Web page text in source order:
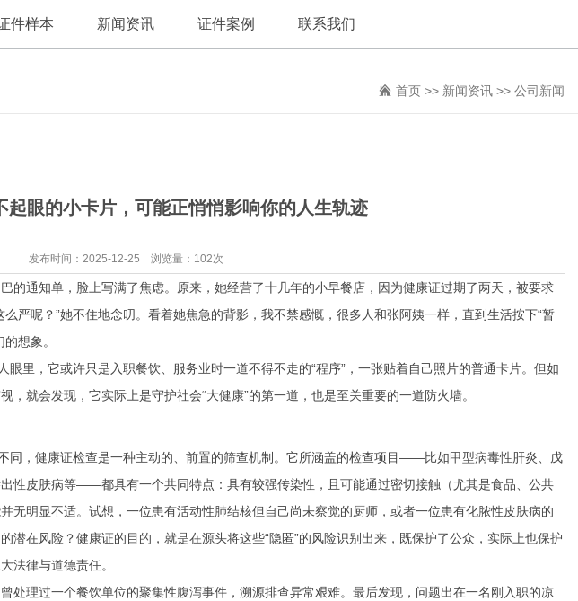
件样本 新闻资讯 证件案例 联系我们
首页 >> 新闻资讯 >> 公司新闻
起眼的小卡片，可能正悄悄影响你的人生轨迹
发布时间：2025-12-25 浏览量：102次
的通知单，脸上写满了焦虑。原来，她经营了十几年的小早餐店，因为健康证过期了两天，被要求
严呢？”她不住地念叨。看着她焦急的背影，我不禁感慨，很多人和张阿姨一样，直到生活按下“暂
想象。
眼里，它或许只是入职餐饮、服务业时一道不得不走的“程序”，一张贴着自己照片的普通卡片。但如
就会发现，它实际上是守护社会“大健康”的第一道，也是至关重要的一道防火墙。
同，健康证检查是一种主动的、前置的筛查机制。它所涵盖的检查项目——比如甲型病毒性肝炎、戊
性皮肤病等——都具有一个共同特点：具有较强传染性，且可能通过密切接触（尤其是食品、公共
无明显不适。试想，一位患有活动性肺结核但自己尚未察觉的厨师，或者一位患有化脓性皮肤病的
潜在风险？健康证的目的，就是在源头将这些“隐匿”的风险识别出来，既保护了公众，实际上也保护
法律与道德责任。
处理过一个餐饮单位的聚集性腹泻事件，溯源排查异常艰难。最后发现，问题出在一名刚入职的凉